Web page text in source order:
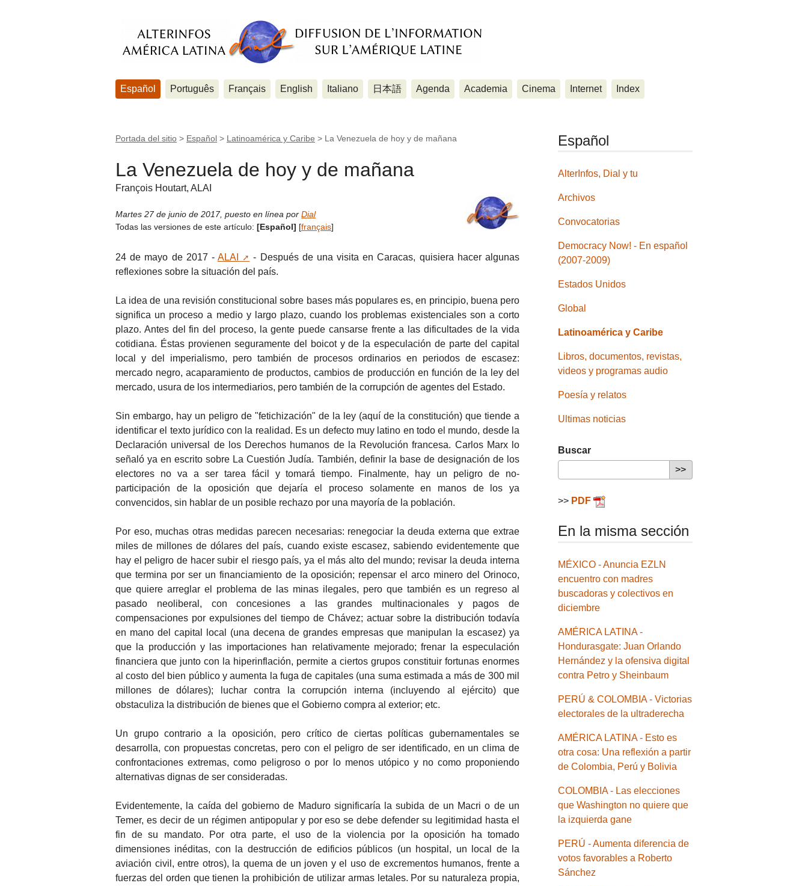
Español Português Français English Italiano 日本語 Agenda Academia Cinema Internet Index
Portada del sitio > Español > Latinoamérica y Caribe > La Venezuela de hoy y de mañana
La Venezuela de hoy y de mañana
François Houtart, ALAI
Martes 27 de junio de 2017, puesto en línea por Dial
Todas las versiones de este artículo: [Español] [français]
24 de mayo de 2017 -ALAI
- Después de una visita en Caracas, quisiera hacer algunas
reflexiones sobre la situación del país.
La idea de una revisión constitucional sobre bases más populares es, en principio, buena pero
significa un proceso a medio y largo plazo, cuando los problemas existenciales son a corto
plazo. Antes del fin del proceso, la gente puede cansarse frente a las dificultades de la vida
cotidiana. Éstas provienen seguramente del boicot y de la especulación de parte del capital
local y del imperialismo, pero también de procesos ordinarios en periodos de escasez:
mercado negro, acaparamiento de productos, cambios de producción en función de la ley del
mercado, usura de los intermediarios, pero también de la corrupción de agentes del Estado.
Sin embargo, hay un peligro de "fetichización" de la ley (aquí de la constitución) que tiende a
identificar el texto jurídico con la realidad. Es un defecto muy latino en todo el mundo, desde la
Declaración universal de los Derechos humanos de la Revolución francesa. Carlos Marx lo
señaló ya en escrito sobre La Cuestión Judía. También, definir la base de designación de los
electores no va a ser tarea fácil y tomará tiempo. Finalmente, hay un peligro de no-
participación de la oposición que dejaría el proceso solamente en manos de los ya
convencidos, sin hablar de un posible rechazo por una mayoría de la población.
Por eso, muchas otras medidas parecen necesarias: renegociar la deuda externa que extrae
miles de millones de dólares del país, cuando existe escasez, sabiendo evidentemente que
hay el peligro de hacer subir el riesgo país, ya el más alto del mundo; revisar la deuda interna
que termina por ser un financiamiento de la oposición; repensar el arco minero del Orinoco,
que quiere arreglar el problema de las minas ilegales, pero que también es un regreso al
pasado neoliberal, con concesiones a las grandes multinacionales y pagos de
compensaciones por expulsiones del tiempo de Chávez; actuar sobre la distribución todavía
en mano del capital local (una decena de grandes empresas que manipulan la escasez) ya
que la producción y las importaciones han relativamente mejorado; frenar la especulación
financiera que junto con la hiperinflación, permite a ciertos grupos constituir fortunas enormes
al costo del bien público y aumenta la fuga de capitales (una suma estimada a más de 300 mil
millones de dólares); luchar contra la corrupción interna (incluyendo al ejército) que
obstaculiza la distribución de bienes que el Gobierno compra al exterior; etc.
Un grupo contrario a la oposición, pero crítico de ciertas políticas gubernamentales se
desarrolla, con propuestas concretas, pero con el peligro de ser identificado, en un clima de
confrontaciones extremas, como peligroso o por lo menos utópico y no como proponiendo
alternativas dignas de ser consideradas.
Evidentemente, la caída del gobierno de Maduro significaría la subida de un Macri o de un
Temer, es decir de un régimen antipopular y por eso se debe defender su legitimidad hasta el
fin de su mandato. Por otra parte, el uso de la violencia por la oposición ha tomado
dimensiones inéditas, con la destrucción de edificios públicos (un hospital, un local de la
aviación civil, entre otros), la quema de un joven y el uso de excrementos humanos, frente a
fuerzas del orden que tienen la prohibición de utilizar armas letales. Por su naturaleza propia,
Español
AlterInfos, Dial y tu
Archivos
Convocatorias
Democracy Now! - En español
(2007-2009)
Estados Unidos
Global
Latinoamérica y Caribe
Libros, documentos, revistas,
videos y programas audio
Poesía y relatos
Ultimas noticias
Buscar
>> PDF
En la misma sección
MÉXICO - Anuncia EZLN
encuentro con madres
buscadoras y colectivos en
diciembre
AMÉRICA LATINA -
Hondurasgate: Juan Orlando
Hernández y la ofensiva digital
contra Petro y Sheinbaum
PERÚ & COLOMBIA - Victorias
electorales de la ultraderecha
AMÉRICA LATINA - Esto es
otra cosa: Una reflexión a partir
de Colombia, Perú y Bolivia
COLOMBIA - Las elecciones
que Washington no quiere que
la izquierda gane
PERÚ - Aumenta diferencia de
votos favorables a Roberto
Sánchez